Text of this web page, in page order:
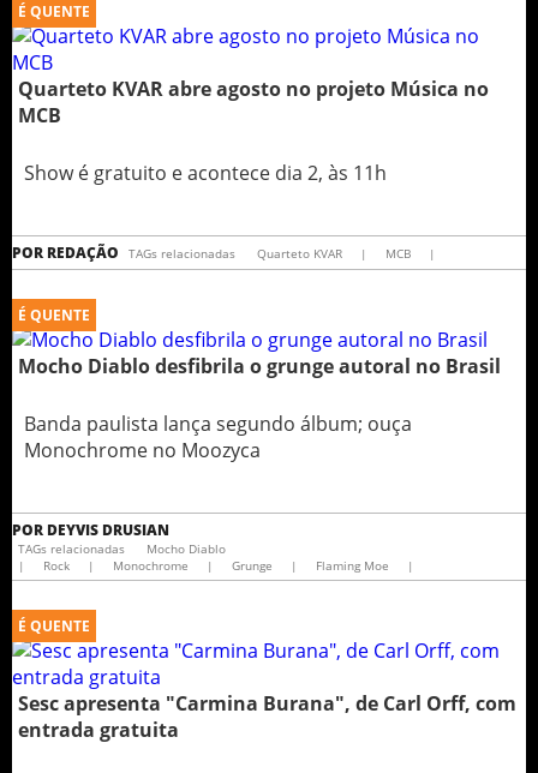
É QUENTE
Quarteto KVAR abre agosto no projeto Música no
MCB
Show é gratuito e acontece dia 2, às 11h
POR REDAÇÃO TAGs relacionadas Quarteto KVAR | MCB |
É QUENTE
Mocho Diablo desfibrila o grunge autoral no Brasil
Banda paulista lança segundo álbum; ouça
Monochrome no Moozyca
POR DEYVIS DRUSIAN
TAGs relacionadas
Mocho Diablo
|
Rock | Monochrome | Grunge | Flaming Moe |
É QUENTE
Sesc apresenta "Carmina Burana", de Carl Orff, com
entrada gratuita